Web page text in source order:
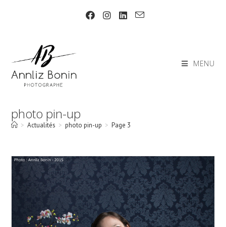
MENU
photo pin-up
> Actualités > photo pin-up > Page 3